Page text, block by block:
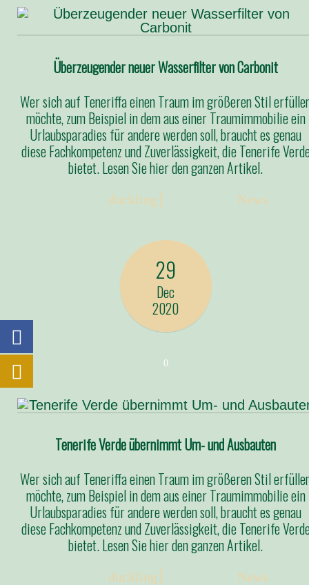
Überzeugender neuer Wasserfilter von Carbonit
Wer sich auf Teneriffa einen Traum im größeren Stil
möchte, zum Beispiel in dem aus einer Traumimmobilie ein
Urlaubsparadies für andere werden soll, braucht es genau
diese Fachkompetenz und Zuverlässigkeit, die Tenerife
bietet. Lesen Sie hier den ganzen Artikel.
duckling News
29
Dec
2020
0
Tenerife Verde übernimmt Um- und Ausbauten
Wer sich auf Teneriffa einen Traum im größeren Stil
möchte, zum Beispiel in dem aus einer Traumimmobilie ein
Urlaubsparadies für andere werden soll, braucht es genau
diese Fachkompetenz und Zuverlässigkeit, die Tenerife
bietet. Lesen Sie hier den ganzen Artikel.
duckling News